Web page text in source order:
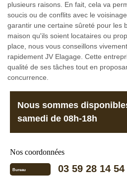
plusieurs raisons. En fait, cela va
soucis ou de conflits avec le
garantir une certaine sûreté pour les
maison qu'ils soient locataires ou
place, nous vous conseillons
rapidement JV Elagage. Cette
qualité de ses tâches tout en
concurrence.
Nous sommes
samedi de 08h-18h
Nos coordonnées
Bureau 03 59 28 14 54